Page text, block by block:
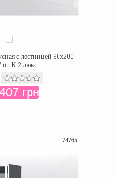
с лестницей 90х200
К-2 люкс
грн
74765